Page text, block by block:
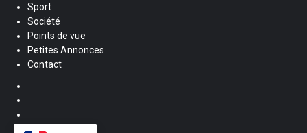
Sport
Société
Points de vue
Petites Annonces
Contact